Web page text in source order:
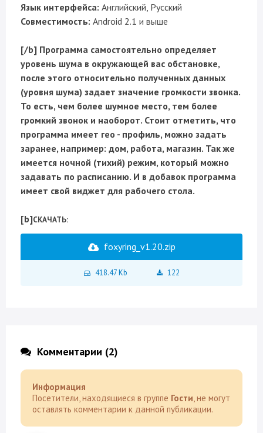
Язык интерфейса: Английский, Русский
Совместимость: Android 2.1 и выше
[/b] Программа самостоятельно определяет
уровень шума в окружающей вас обстановке,
после этого относительно полученных данных
(уровня шума) задает значение громкости звонка.
То есть, чем более шумное место, тем более
громкий звонок и наоборот. Стоит отметить, что
программа имеет гео - профиль, можно задать
заранее, например: дом, работа, магазин. Так же
имеется ночной (тихий) режим, который можно
задавать по расписанию. И в добавок программа
имеет свой виджет для рабочего стола.
[b]СКАЧАТЬ:
foxyring_v1.20.zip
418.47 Kb 122
Комментарии (2)
Информация
Посетители, находящиеся в группе Гости, не могут
оставлять комментарии к данной публикации.